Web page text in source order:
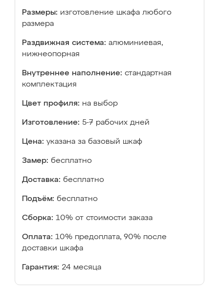
Размеры: изготовление шкафа любого
размера
Раздвижная система: алюминиевая,
нижнеопорная
Внутреннее наполнение: стандартная
комплектация
Цвет профиля: на выбор
Изготовление: 5-7 рабочих дней
Цена: указана за базовый шкаф
Замер: бесплатно
Доставка: бесплатно
Подъём: бесплатно
Сборка: 10% от стоимости заказа
Оплата: 10% предоплата, 90% после
доставки шкафа
Гарантия: 24 месяца